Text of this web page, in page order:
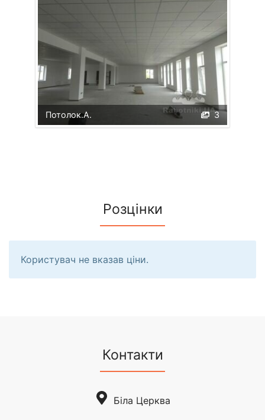
3
Потолок.А.
Розцінки
Користувач не вказав ціни.
Контакти
Біла Церква